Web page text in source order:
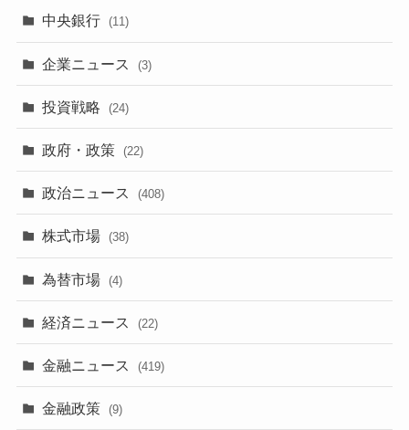
中央銀行 (11)
企業ニュース (3)
投資戦略 (24)
政府・政策 (22)
政治ニュース (408)
株式市場 (38)
為替市場 (4)
経済ニュース (22)
金融ニュース (419)
金融政策 (9)